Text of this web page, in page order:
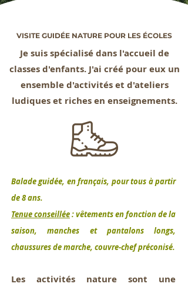
VISITE GUIDÉE NATURE POUR LES ÉCOLES
Je suis spécialisé dans l'accueil de
classes d'enfants. J'ai créé pour eux un
ensemble d'activités et d'ateliers
ludiques et riches en enseignements.
Balade guidée, en français, pour tous à partir
de 8 ans.
Tenue conseillée: vêtements en fonction de la
saison, manches et pantalons longs,
chaussures de marche, couvre-chef préconisé.
Les activités nature sont une